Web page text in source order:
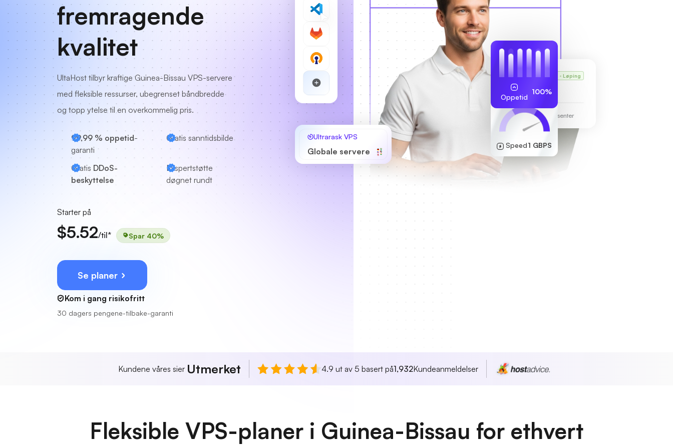
fremragende
kvalitet
UltaHost tilbyr kraftige Guinea-Bissau VPS-servere
med fleksible ressurser, ubegrenset båndbredde
og topp ytelse til en overkommelig pris.
99,99 % oppetid-
garanti
Gratis sanntidsbilde
Gratis DDoS-
beskyttelse
Ekspertstøtte
døgnet rundt
Starter på
$5.52/til* Spar 40%
Se planer
Kom i gang risikofritt
30 dagers pengene-tilbake-garanti
Karls VPS Løping
255.189.85.19
Frankfurt datasenter
Speed1 GBPS
Oppetid
100%
Ultrarask VPS
Globale servere
Kundene våres sier Utmerket 4.9 ut av 5 basert på1,932Kundeanmeldelser
Fleksible VPS-planer i Guinea-Bissau for ethvert